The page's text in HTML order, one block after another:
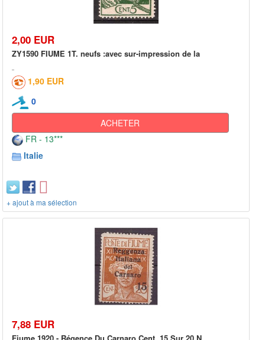
2,00 EUR
ZY1590 FIUME 1T. neufs :avec sur-impression de la
1,90 EUR
0
ACHETER
FR - 13***
Italie
+ ajout à ma sélection
7,88 EUR